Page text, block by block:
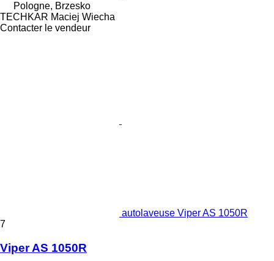
Pologne, Brzesko
TECHKAR Maciej Wiecha
Contacter le vendeur
autolaveuse Viper AS 1050R
7
Viper AS 1050R